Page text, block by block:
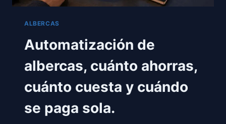
ALBERCAS
Automatización de
albercas, cuánto ahorras,
cuánto cuesta y cuándo
se paga sola.